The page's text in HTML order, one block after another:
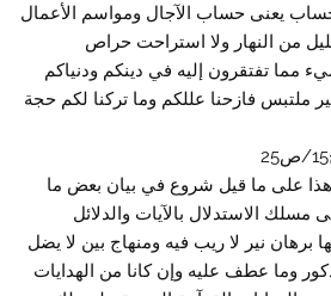
يعنى حساب الآجال ومواسم الأعمال
من النهار ولا استراحت حراص
مما تفتقرون إليه في دينكم ودنياكم
غير ملتبس فازحنا عللكم وما تركنا لكم حجة
هذا على ما قيل شروع في بيان بعض ما
مسلك الاستدلال بالآيات والدلائل
برهان نير لا ريب فيه ومنهاج بين لا يضل
وما عطف عليه وإن كانا من الهدايات